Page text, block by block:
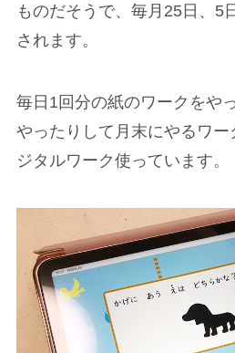
ものだそうで、毎月25日、5
されます。
毎日1回分の紙のワークをや
やったりして月末にやるワ
ジタルワーク使っています。